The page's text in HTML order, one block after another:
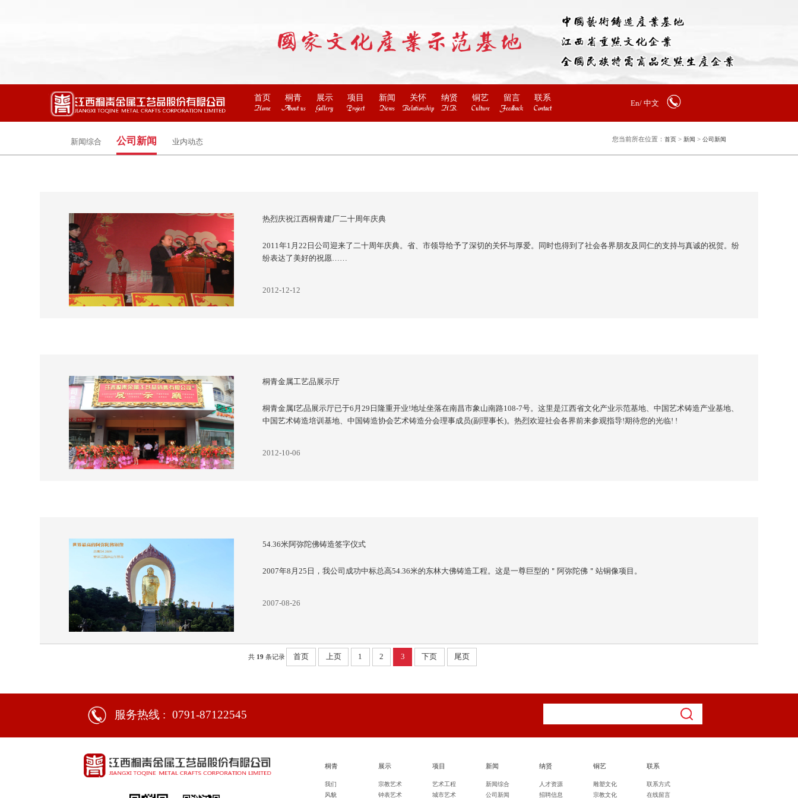
首页
Home
桐青
About us
展示
Gallery
项目
Project
新闻
News
关怀
Relationship
纳贤
H.R.
铜艺
Culture
留言
Feedback
联系
Contact
En/ 中文
新闻综合 公司新闻 业内动态 您当前所在位置：首页 >新闻 >公司新闻
热烈庆祝江西桐青建厂二十周年庆典
2011年1月22日公司迎来了二十周年庆典。省、市领导给予了深切的关怀与厚爱。同时也得到了社会各界朋友及同仁的支持与真诚的祝贺。纷
纷表达了美好的祝愿……
2012-12-12
桐青金属工艺品展示厅
桐青金属I艺品展示厅已于6月29日隆重开业!地址坐落在南昌市象山南路108-7号。这里是江西省文化产业示范基地、中国艺术铸造产业基地、
中国艺术铸造培训基地、中国铸造协会艺术铸造分会理事成员(副理事长)。热烈欢迎社会各界前来参观指导!期待您的光临! !
2012-10-06
54.36米阿弥陀佛铸造签字仪式
2007年8月25日，我公司成功中标总高54.36米的东林大佛铸造工程。这是一尊巨型的＂阿弥陀佛＂站铜像项目。
2007-08-26
共 19 条记录 首页 上页 1 2 3 下页 尾页
服务热线 : 0791-87122545
桐青
我们
风貌
展示
宗教艺术
钟表艺术
项目
艺术工程
城市艺术
新闻
新闻综合
公司新闻
纳贤
人才资源
招聘信息
铜艺
雕塑文化
宗教文化
联系
联系方式
在线留言